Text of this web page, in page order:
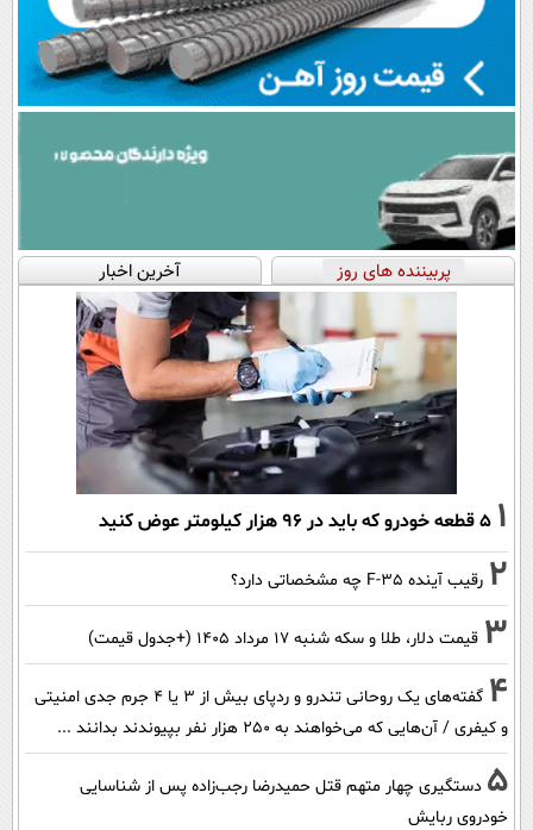
پربیننده های روز آخرین اخبار
1 ۵ قطعه خودرو که باید در ۹۶ هزار کیلومتر عوض کنید
2 رقیب آینده F-35 چه مشخصاتی دارد؟
3 قیمت دلار، طلا و سکه شنبه ۱۷ مرداد ۱۴۰۵ (+جدول قیمت)
4
گفته‌های یک روحانی تندرو و ردپای بیش از ۳ یا ۴ جرم جدی امنیتی
و کیفری / آن‌هایی که می‌خواهند به ۲۵۰ هزار نفر بپیوندند بدانند ...
5 دستگیری چهار متهم قتل حمیدرضا رجب‌زاده پس از شناسایی
خودروی ربایش